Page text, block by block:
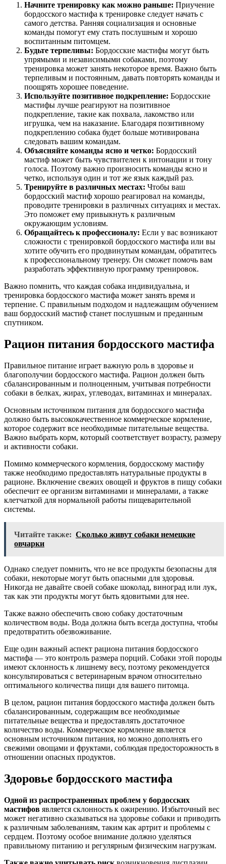
Начните тренировку как можно раньше: Приучение
бордосского мастифа к тренировке следует начать с
самого детства. Ранняя социализация и основные
команды помогут ему стать послушным и хорошо
воспитанным питомцем.
Будьте терпеливы: Бордосские мастифы могут быть
упрямыми и независимыми собаками, поэтому
тренировка может занять некоторое время. Важно быть
терпеливым и постоянным, давать повторять команды и
поощрять хорошее поведение.
Используйте позитивное подкрепление: Бордосские
мастифы лучше реагируют на позитивное
подкрепление, такие как похвала, лакомство или
игрушка, чем на наказание. Благодаря позитивному
подкреплению собака будет больше мотивирована
следовать вашим командам.
Объясняйте команды ясно и четко: Бордосский
мастиф может быть чувствителен к интонации и тону
голоса. Поэтому важно произносить команды ясно и
четко, используя один и тот же язык каждый раз.
Тренируйте в различных местах: Чтобы ваш
бордосский мастиф хорошо реагировал на команды,
проводите тренировки в различных ситуациях и местах.
Это поможет ему привыкнуть к различным
окружающим условиям.
Обращайтесь к профессионалу: Если у вас возникают
сложности с тренировкой бордосского мастифа или вы
хотите обучить его продвинутым командам, обратитесь
к профессиональному тренеру. Он сможет помочь вам
разработать эффективную программу тренировок.
Важно помнить, что каждая собака индивидуальна, и
тренировка бордосского мастифа может занять время и
терпение. С правильным подходом и надлежащим обучением
ваш бордосский мастиф станет послушным и преданным
спутником.
Рацион питания бордосского мастифа
Правильное питание играет важную роль в здоровье и
благополучии бордосского мастифа. Рацион должен быть
сбалансированным и полноценным, учитывая потребности
собаки в белках, жирах, углеводах, витаминах и минералах.
Основным источником питания для бордосского мастифа
должно быть высококачественное коммерческое кормление,
которое содержит все необходимые питательные вещества.
Важно выбрать корм, который соответствует возрасту, размеру
и активности собаки.
Помимо коммерческого кормления, бордосскому мастифу
также необходимо предоставлять натуральные продукты в
рационе. Включение свежих овощей и фруктов в пищу собаки
обеспечит ее организм витаминами и минералами, а также
клетчаткой для нормальной работы пищеварительной
системы.
Читайте также: Сколько живут собаки немецкие
овчарки
Однако следует помнить, что не все продукты безопасны для
собаки, некоторые могут быть опасными для здоровья.
Никогда не давайте своей собаке шоколад, виноград или лук,
так как эти продукты могут быть ядовитыми для нее.
Также важно обеспечить свою собаку достаточным
количеством воды. Вода должна быть всегда доступна, чтобы
предотвратить обезвоживание.
Еще один важный аспект рациона питания бордосского
мастифа — это контроль размера порций. Собаки этой породы
имеют склонность к лишнему весу, поэтому рекомендуется
консультироваться с ветеринарным врачом относительно
оптимального количества пищи для вашего питомца.
В целом, рацион питания бордосского мастифа должен быть
сбалансированным, содержащим все необходимые
питательные вещества и предоставлять достаточное
количество воды. Коммерческое кормление является
основным источником питания, но можно дополнять его
свежими овощами и фруктами, соблюдая предосторожность в
отношении опасных продуктов.
Здоровье бордосского мастифа
Одной из распространенных проблем у бордосских
мастифов является склонность к ожирению. Избыточный вес
может негативно сказываться на здоровье собаки и приводить
к различным заболеваниям, таким как артрит и проблемы с
сердцем. Поэтому особое внимание должно уделяться
правильному питанию и регулярным физическим нагрузкам.